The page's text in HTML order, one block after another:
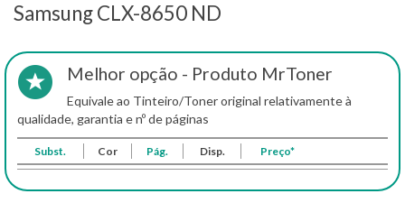
Samsung CLX-8650 ND
Melhor opção - Produto MrToner
Equivale ao Tinteiro/Toner original relativamente à
qualidade, garantia e nº de páginas
Subst. Cor Pág. Disp. Preço*